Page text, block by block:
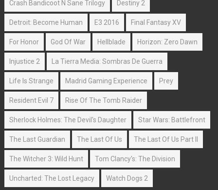
Crash Bandicoot N Sane Trilogy Destiny 2
Detroit: Become Human E3 2016 Final Fantasy XV
For Honor God Of War Hellblade Horizon: Zero Dawn
Injustice 2 La Tierra Media: Sombras De Guerra
Life Is Strange Madrid Gaming Experience Prey
Resident Evil 7 Rise Of The Tomb Raider
Sherlock Holmes: The Devil's Daughter Star Wars: Battlefront
The Last Guardian The Last Of Us The Last Of Us Part II
The Witcher 3: Wild Hunt Tom Clancy's: The Division
Uncharted: The Lost Legacy Watch Dogs 2